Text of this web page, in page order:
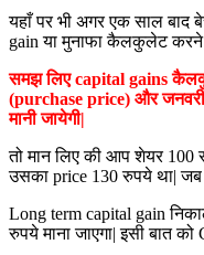
यहाँ पर भी अगर एक साल बाद
gain या मुनाफा कैलकुलेट करने
समझ लिए capital gains
(purchase price) और जनवरी
मानी जायेगी|
तो मान लिए की आप शेयर 100
उसका price 130 रुपये था|
Long term capital gain
रुपये माना जाएगा| इसी बात